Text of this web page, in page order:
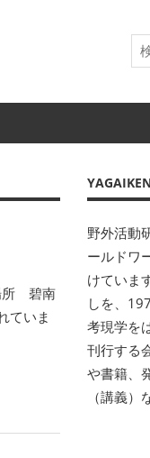
所 碧南
ていま
野外活動
ールドワ
けていま
しを、
考現学を
刊行する
や書籍、
（講義）